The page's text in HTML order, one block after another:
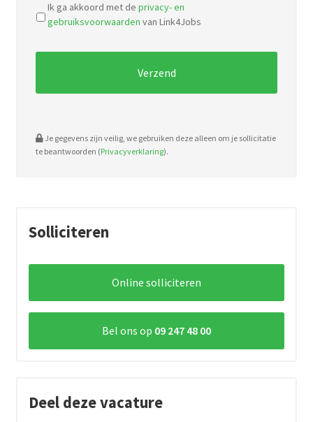
types:
pdf,
doc.
Ik ga akkoord met de privacy- en
gebruiksvoorwaarden van Link4Jobs
Je gegevens zijn veilig, we gebruiken deze alleen om je sollicitatie
te beantwoorden (Privacyverklaring).
Solliciteren
Online solliciteren
Bel ons op 09 247 48 00
Deel deze vacature